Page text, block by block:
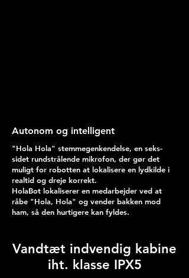
Autonom og intelligent
"Hola Hola" stemmegenkendelse, en seks-
sidet rundstrålende mikrofon, der gør det
muligt for robotten at lokalisere en lydkilde i
realtid og dreje korrekt.
HolaBot lokaliserer en medarbejder ved at
råbe "Hola, Hola" og vender bakken mod
ham, så den hurtigere kan fyldes.
Vandtæt indvendig kabine
iht. klasse IPX5